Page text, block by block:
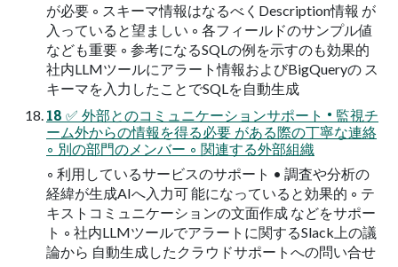
が必要 ◦ スキーマ情報はなるべくDescription情報 が
入っていると望ましい ◦ 各フィールドのサンプル値
なども重要 ◦ 参考になるSQLの例を示すのも効果的
社内LLMツールにアラート情報およびBigQueryの ス
キーマを入力したことでSQLを自動生成
18 ✅ 外部とのコミュニケーションサポート • 監視チ
ーム外からの情報を得る必要 がある際の丁寧な連絡
◦ 別の部門のメンバー ◦ 関連する外部組織
◦ 利用しているサービスのサポート • 調査や分析の
経緯が生成AIへ入力可 能になっていると効果的 ◦ テ
キストコミュニケーションの文面作成 などをサポー
ト ◦ 社内LLMツールでアラートに関するSlack上の議
論から 自動生成したクラウドサポートへの問い合せ